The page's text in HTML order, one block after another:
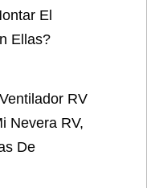
El
Ellas?
RV
Nevera RV,
De